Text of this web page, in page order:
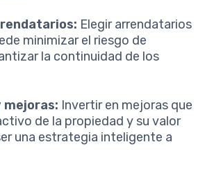
Elegir arrendatarios
minimizar el riesgo de
la continuidad de los
Invertir en mejoras que
de la propiedad y su valor
una estrategia inteligente a